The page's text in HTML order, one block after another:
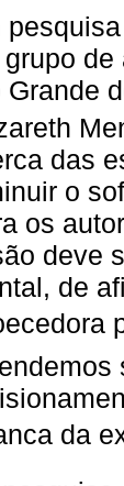
grupo
Grande
das
o
os
deve
de
da